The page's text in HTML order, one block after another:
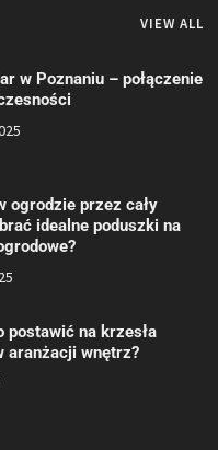
VIEW ALL
w Poznaniu – połączenie
ogrodzie przez cały
idealne poduszki na
postawić na krzesła
aranżacji wnętrz?